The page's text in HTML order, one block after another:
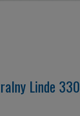
Linde 330